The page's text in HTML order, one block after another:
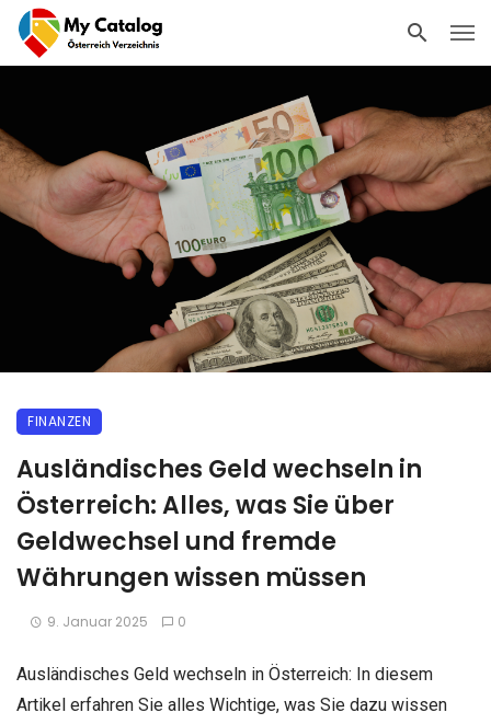
FINANZEN
Ausländisches Geld wechseln in
Österreich: Alles, was Sie über
Geldwechsel und fremde
Währungen wissen müssen
9. Januar 2025 0
Ausländisches Geld wechseln in Österreich: In diesem
Artikel erfahren Sie alles Wichtige, was Sie dazu wissen